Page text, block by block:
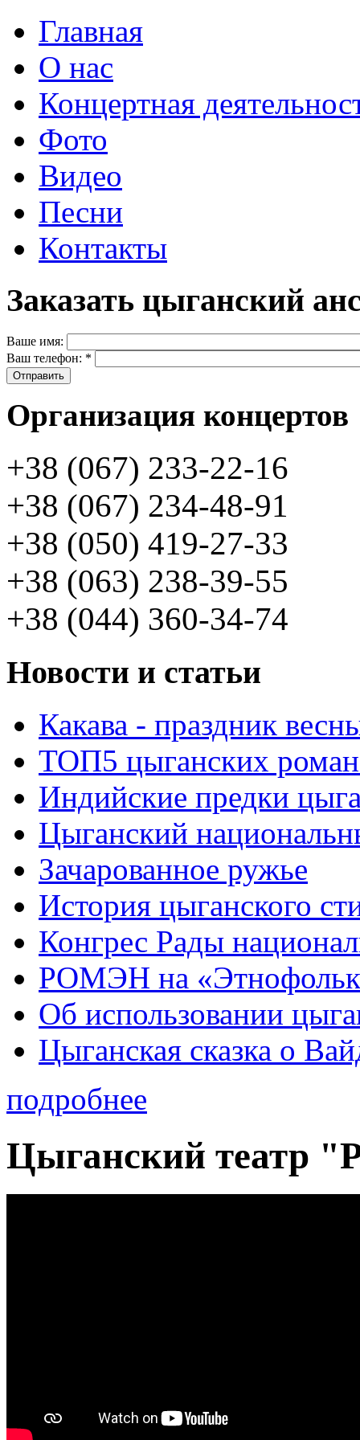
Главная
О нас
Концертная
Фото
Видео
Песни
Контакты
Заказать цыганский
Ваше имя:
Ваш телефон: *
Организация концертов
+38 (067) 233-22-16
+38 (067) 234-48-91
+38 (050) 419-27-33
+38 (063) 238-39-55
+38 (044) 360-34-74
Новости и статьи
Какава - праздник
ТОП5 цыганских
Индийские предки
Цыганский
Зачарованное ружье
История цыганского
Конгрес Рады
РОМЭН на
Об использовании
Цыганская сказка о
подробнее
Цыганский театр